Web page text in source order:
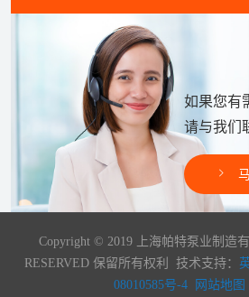
如果您有
请与我们
Copyright © 2019 上海帕特泵业制造
RESERVED 保留所有权利 技术支持：
08010585号-4
网站地图